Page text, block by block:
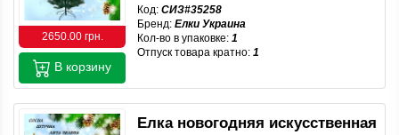
2650.00 грн.
Код: СИЗ#35258
Бренд: Елки Украина
Кол-во в упаковке: 1
Отпуск товара кратно: 1
В корзину
Елка новогодняя искусственная